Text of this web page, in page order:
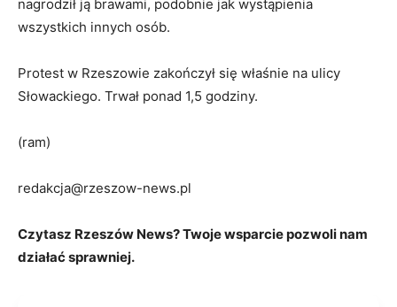
nagrodził ją brawami, podobnie jak wystąpienia
wszystkich innych osób.
Protest w Rzeszowie zakończył się właśnie na ulicy
Słowackiego. Trwał ponad 1,5 godziny.
(ram)
redakcja@rzeszow-news.pl
Czytasz Rzeszów News? Twoje wsparcie pozwoli nam
działać sprawniej.